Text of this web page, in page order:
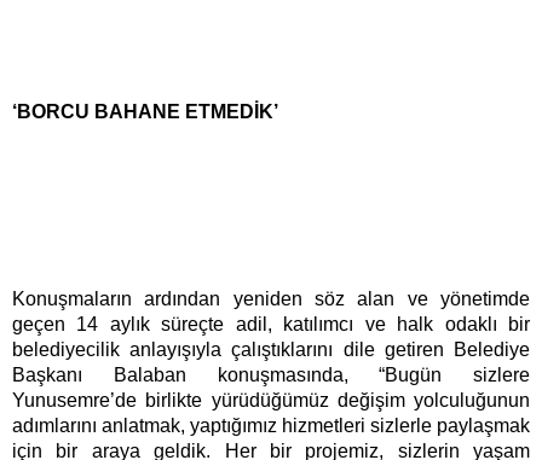
‘BORCU BAHANE ETMEDİK’
Konuşmaların ardından yeniden söz alan ve yönetimde
geçen 14 aylık süreçte adil, katılımcı ve halk odaklı bir
belediyecilik anlayışıyla çalıştıklarını dile getiren Belediye
Başkanı Balaban konuşmasında, “Bugün sizlere
Yunusemre’de birlikte yürüdüğümüz değişim yolculuğunun
adımlarını anlatmak, yaptığımız hizmetleri sizlerle paylaşmak
için bir araya geldik. Her bir projemiz, sizlerin yaşam